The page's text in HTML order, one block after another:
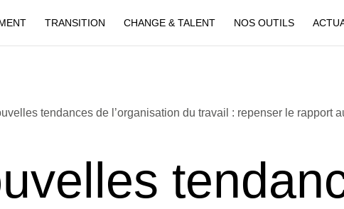
TRANSITION CHANGE & TALENT NOS OUTILS
tendances de l’organisation du travail : repenser le rapport